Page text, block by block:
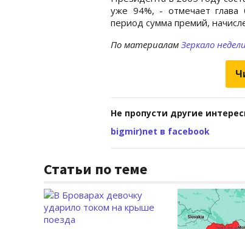
уже 94%, - отмечает глава
период сумма премий,
По материалам Зеркало недели
Не пропусти другие
bigmir)net в facebook
Статьи по теме